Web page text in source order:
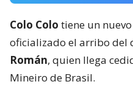
Colo Colo tiene un
oficializado el arribo del
Román, quien llega
Mineiro de Brasil.